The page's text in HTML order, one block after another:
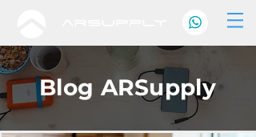
Blog ARSupply